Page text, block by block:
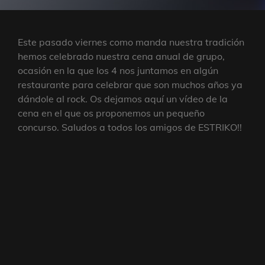
Este pasado viernes como manda nuestra tradición
hemos celebrado nuestra cena anual de grupo,
ocasión en la que los 4 nos juntamos en algún
restaurante para celebrar que son muchos años ya
dándole al rock. Os dejamos aquí un vídeo de la
cena en el que os proponemos un pequeño
concurso. Saludos a todos los amigos de ESTRIKO!!